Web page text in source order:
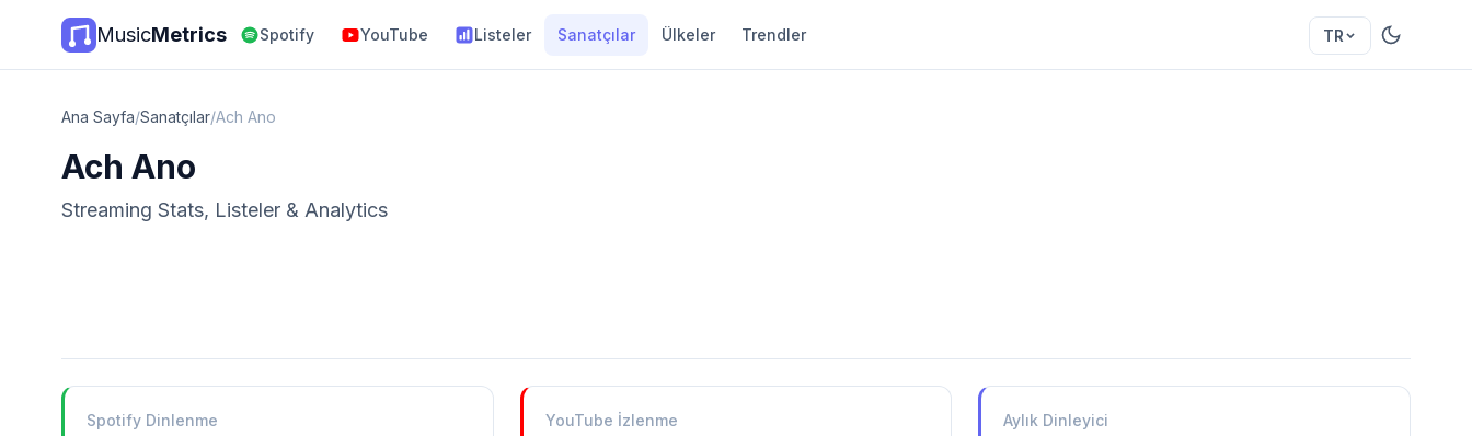
MusicMetrics Spotify YouTube Listeler Sanatçılar Ülkeler Trendler TR
Ana Sayfa/Sanatçılar/Ach Ano
Ach Ano
Streaming Stats, Listeler & Analytics
Spotify Dinlenme YouTube İzlenme Aylık Dinleyici